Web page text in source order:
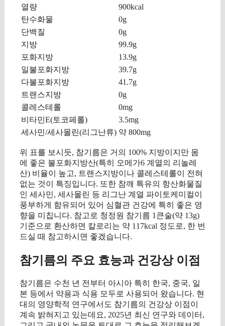
열량
900kcal
탄수화물
0g
단백질
0g
지방
99.9g
포화지방
13.9g
일불포화지방
39.7g
다불포화지방
41.7g
트랜스지방
0g
콜레스테롤
0mg
비타민E(토코페롤)
3.5mg
세사민/세사몰린(리그난류) 약 800mg
위 표를 보시듯, 참기름은 거의 100% 지방이지만 몸
에 좋은 불포화지방산(특히 오메가6 계열의 리놀레
산) 비율이 높고, 트랜스지방이나 콜레스테롤이 전혀
없는 것이 특징입니다. 또한 참깨 특유의 항산화물질
인 세사민, 세사몰린 등 리그난 계열 파이토케미컬이
풍부하게 함유되어 있어 심혈관 건강에 특히 좋은 영
향을 미칩니다. 참고로 청정원 참기름 1큰술(약 13g)
기준으로 환산하면 칼로리는 약 117kcal 정도로, 한 번
드실 때 참고하시면 좋겠습니다.
참기름의 주요 효능과 건강상 이점
참기름은 수천 년 전부터 아시아 특히 한국, 중국, 일
본 등에서 약용과 식용 모두로 사용되어 왔습니다. 현
대의 영양학적 연구에서도 참기름의 건강상 이점이
계속 밝혀지고 있는데요, 2025년 최신 연구와 데이터,